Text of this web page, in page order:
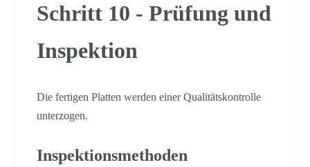
Schritt 10 - Prüfung und
Inspektion
Die fertigen Platten werden einer Qualitätskontrolle
unterzogen.
Inspektionsmethoden